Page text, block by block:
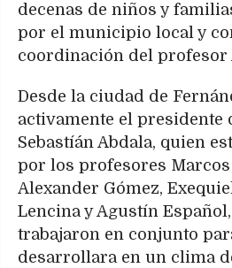
decenas de niños y
por el municipio local y
coordinación del profesor
Desde la ciudad de
activamente el presidente
Sebastíán Abdala, quien
por los profesores
Alexander Gómez,
Lencina y Agustín
trabajaron en conjunto
desarrollara en un clima